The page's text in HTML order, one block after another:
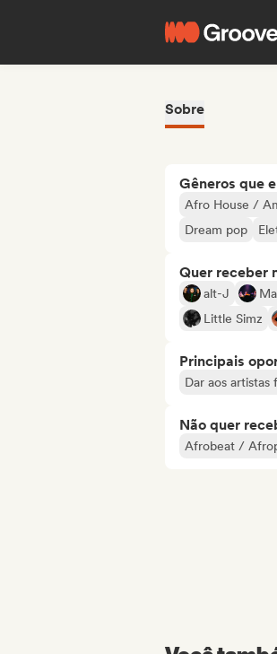
Sobre
Gêneros que
Afro House /
Dream pop
Quer receber
alt-J
Little Simz
Principais
Dar aos
Não quer
Afrobeat /